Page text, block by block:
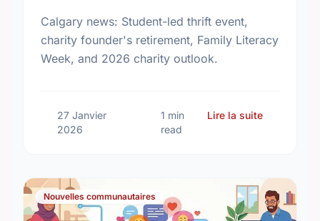
Calgary news: Student-led thrift event,
charity founder's retirement, Family Literacy
Week, and 2026 charity outlook.
27 Janvier
2026
1 min
read
Lire la suitesur
Nouvelles communautaires